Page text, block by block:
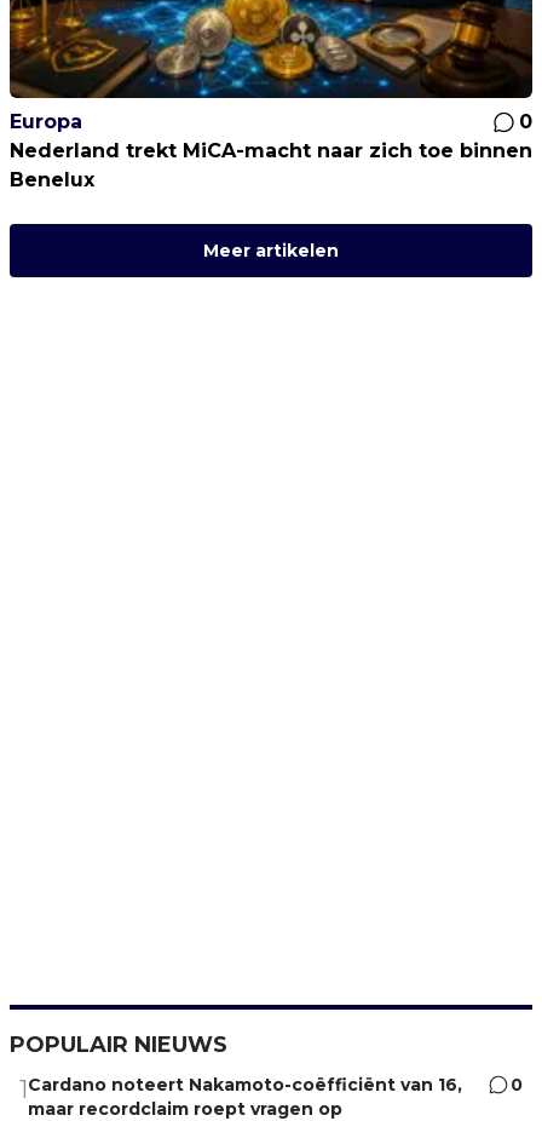
Europa
0
Nederland trekt MiCA-macht naar zich toe binnen
Benelux
Meer artikelen
POPULAIR NIEUWS
1Cardano noteert Nakamoto-coëfficiënt van 16,
maar recordclaim roept vragen op
0